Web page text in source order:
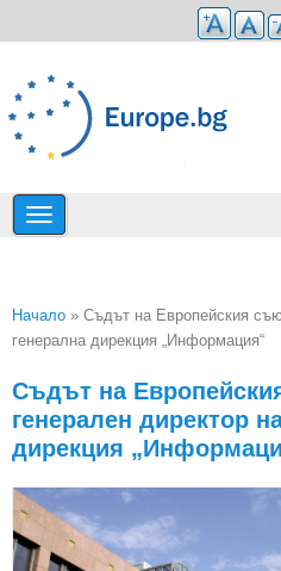
Премини към основното съдържание
Вие сте тук
Начало » Съдът на Европейския
генерална дирекция „Информация“
Съдът на
генерален директор
дирекция